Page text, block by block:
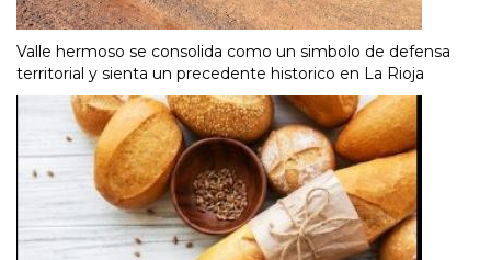
Valle hermoso se consolida como un simbolo de defensa
territorial y sienta un precedente historico en La Rioja